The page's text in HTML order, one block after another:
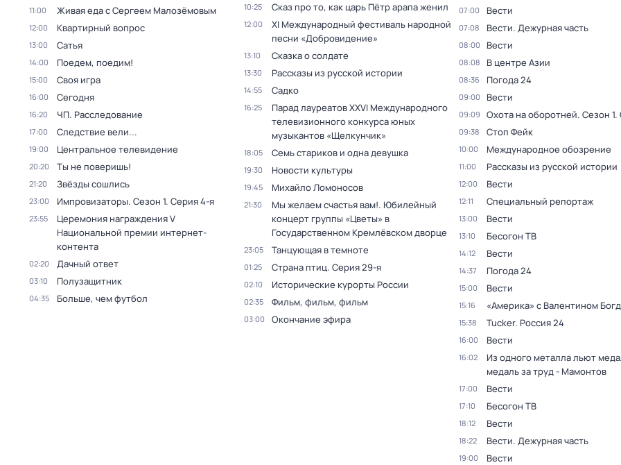
11:00 Живая еда с Сергеем Малозёмовым
12:00 Квартирный вопрос
13:00 Сатья
14:00 Поедем, поедим!
15:00 Своя игра
16:00 Сегодня
16:20 ЧП. Расследование
17:00 Следствие вели...
19:00 Центральное телевидение
20:20 Ты не поверишь!
21:20 Звёзды сошлись
23:00 Импровизаторы. Сезон 1. Серия 4-я
23:55
Церемония награждения V
Национальной премии интернет-
контента
02:20 Дачный ответ
03:10 Полузащитник
04:35 Больше, чем футбол
10:25 Сказ про то, как царь Пётр арапа женил
12:00
XI Международный фестиваль народной
песни «Добровидение»
13:10 Сказка о солдате
13:30 Рассказы из русской истории
14:55 Садко
16:25
Парад лауреатов XXVI Международного
телевизионного конкурса юных
музыкантов «Щелкунчик»
18:05 Семь стариков и одна девушка
19:30 Новости культуры
19:45 Михайло Ломоносов
21:30
Мы желаем счастья вам!. Юбилейный
концерт группы «Цветы» в
Государственном Кремлёвском дворце
23:05 Танцующая в темноте
01:25 Страна птиц. Серия 29-я
02:10 Исторические курорты России
02:35 Фильм, фильм, фильм
03:00 Окончание эфира
07:00 Вести
07:08 Вести. Дежурная часть
08:00 Вести
08:08 В центре Азии
08:36 Погода 24
09:00 Вести
09:09 Охота на оборотней. Сезон 1.
09:38 Стоп Фейк
10:00 Международное обозрение
11:00 Рассказы из русской истории
12:00 Вести
12:11 Специальный репортаж
13:00 Вести
13:10 Бесогон ТВ
14:12 Вести
14:37 Погода 24
15:00 Вести
15:16 «Америка» с Валентином
15:38 Tucker. Россия 24
16:00 Вести
16:02
Из одного металла льют
медаль за труд - Мамонтов
17:00 Вести
17:10 Бесогон ТВ
18:12 Вести
18:22 Вести. Дежурная часть
19:00 Вести